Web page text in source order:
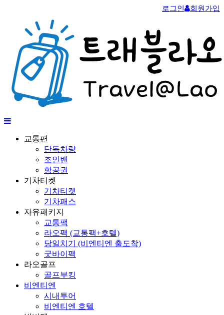
로그인 회원가입
교통편
단독차량
조인밴
항공권
기차티켓
기차티켓
기차패스
자유패키지
교통팩
라오팩 (교통팩+호텔)
당일치기 (비엔티엔 출도착)
굿바이팩
라오골프
골프부킹
비엔티엔
시내투어
비엔티엔 호텔